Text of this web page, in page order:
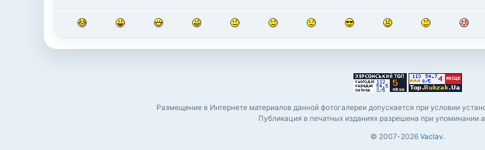
Размещение в Интернете материалов данной фотогалереи допускается при условии
Публикация в печатных изданиях разрешена при упоминании
© 2007-2026 Vaclav.